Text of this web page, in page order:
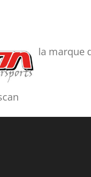
la marque